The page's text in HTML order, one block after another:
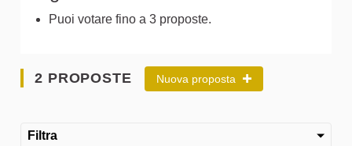
Puoi votare fino a 3 proposte.
2 PROPOSTE Nuova proposta
Filtra